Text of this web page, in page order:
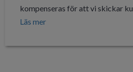
Inkomstkrav
kompenseras för att vi skickar
Läs mer